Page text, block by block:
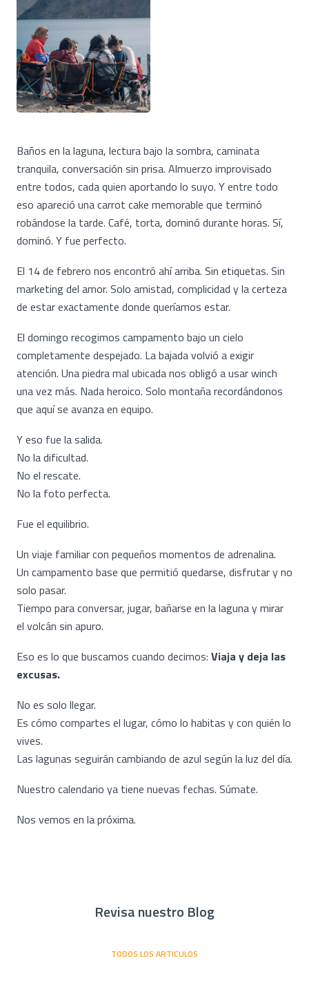
Baños en la laguna, lectura bajo la sombra, caminata
tranquila, conversación sin prisa. Almuerzo improvisado
entre todos, cada quien aportando lo suyo. Y entre todo
eso apareció una carrot cake memorable que terminó
robándose la tarde. Café, torta, dominó durante horas. Sí,
dominó. Y fue perfecto.
El 14 de febrero nos encontró ahí arriba. Sin etiquetas. Sin
marketing del amor. Solo amistad, complicidad y la certeza
de estar exactamente donde queríamos estar.
El domingo recogimos campamento bajo un cielo
completamente despejado. La bajada volvió a exigir
atención. Una piedra mal ubicada nos obligó a usar winch
una vez más. Nada heroico. Solo montaña recordándonos
que aquí se avanza en equipo.
Y eso fue la salida.
No la dificultad.
No el rescate.
No la foto perfecta.
Fue el equilibrio.
Un viaje familiar con pequeños momentos de adrenalina.
Un campamento base que permitió quedarse, disfrutar y no
solo pasar.
Tiempo para conversar, jugar, bañarse en la laguna y mirar
el volcán sin apuro.
Eso es lo que buscamos cuando decimos: Viaja y deja las
excusas.
No es solo llegar.
Es cómo compartes el lugar, cómo lo habitas y con quién lo
vives.
Las lagunas seguirán cambiando de azul según la luz del día.
Nuestro calendario ya tiene nuevas fechas. Súmate.
Nos vemos en la próxima.
Revisa nuestro Blog
TODOS LOS ARTICULOS